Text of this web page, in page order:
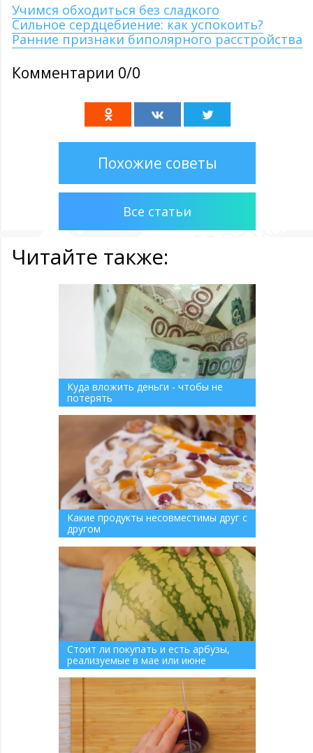
Учимся обходиться без сладкого
Сильное сердцебиение: как успокоить?
Ранние признаки биполярного расстройства
Комментарии 0/0
Похожие советы
Все статьи
Читайте также:
Куда вложить деньги - чтобы не
потерять
Какие продукты несовместимы друг с
другом
Стоит ли покупать и есть арбузы,
реализуемые в мае или июне